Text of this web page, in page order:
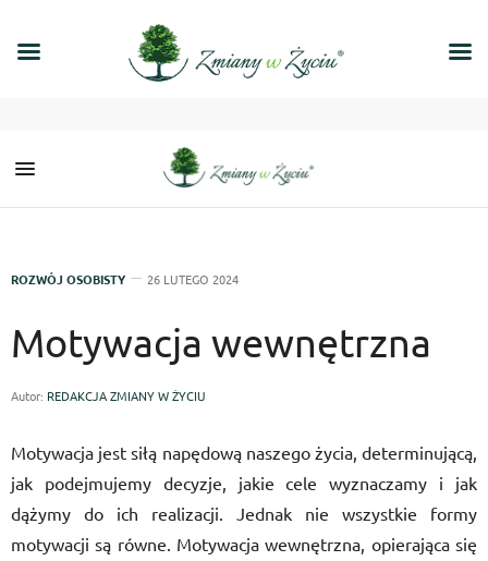
ROZWÓJ OSOBISTY 26 LUTEGO 2024
Motywacja wewnętrzna
Autor: REDAKCJA ZMIANY W ŻYCIU
Motywacja jest siłą napędową naszego życia, determinującą,
jak podejmujemy decyzje, jakie cele wyznaczamy i jak
dążymy do ich realizacji. Jednak nie wszystkie formy
motywacji są równe. Motywacja wewnętrzna, opierająca się